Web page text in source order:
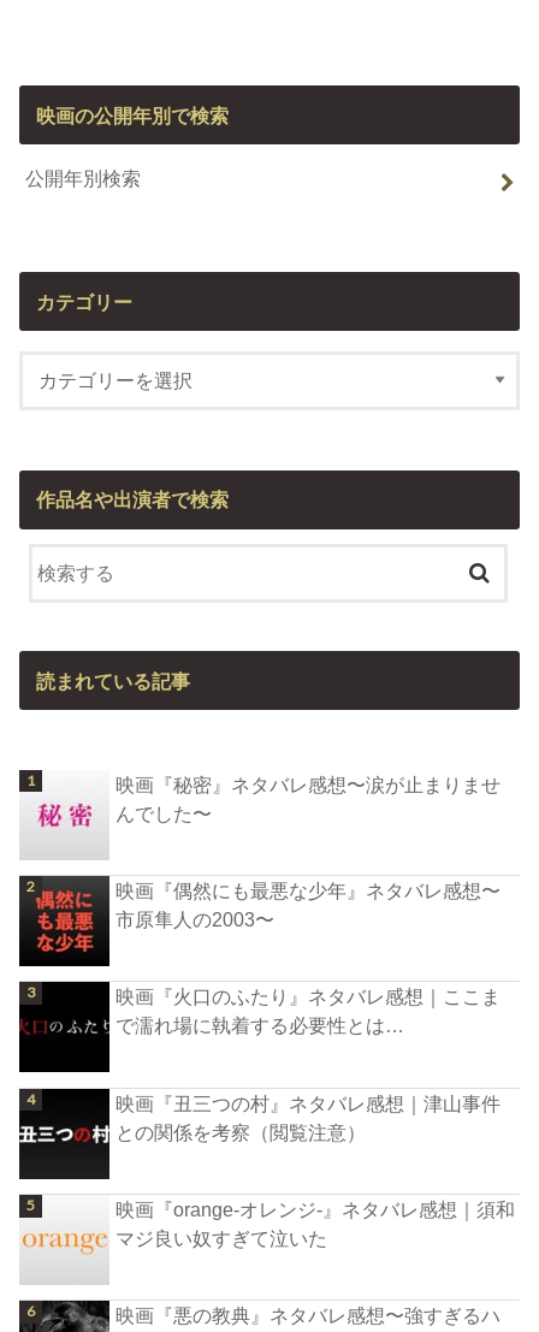
映画の公開年別で検索
公開年別検索
カテゴリー
作品名や出演者で検索
読まれている記事
映画『秘密』ネタバレ感想〜涙が止まりませ
んでした〜
映画『偶然にも最悪な少年』ネタバレ感想〜
市原隼人の2003〜
映画『火口のふたり』ネタバレ感想｜ここま
で濡れ場に執着する必要性とは…
映画『丑三つの村』ネタバレ感想｜津山事件
との関係を考察（閲覧注意）
映画『orange-オレンジ-』ネタバレ感想｜須和
マジ良い奴すぎて泣いた
映画『悪の教典』ネタバレ感想〜強すぎるハ